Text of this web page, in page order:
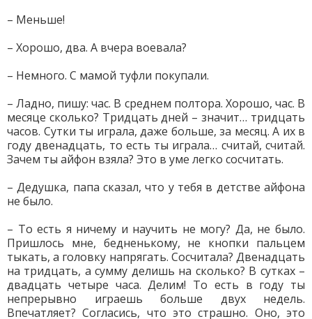
– Меньше!
– Хорошо, два. А вчера воевала?
– Немного. С мамой туфли покупали.
– Ладно, пишу: час. В среднем полтора. Хорошо, час. В
месяце сколько? Тридцать дней – значит… тридцать
часов. Сутки ты играла, даже больше, за месяц. А их в
году двенадцать, то есть ты играла… считай, считай.
Зачем ты айфон взяла? Это в уме легко сосчитать.
– Дедушка, папа сказал, что у тебя в детстве айфона
не было.
– То есть я ничему и научить не могу? Да, не было.
Пришлось мне, бедненькому, не кнопки пальцем
тыкать, а головку напрягать. Сосчитала? Двенадцать
на тридцать, а сумму делишь на сколько? В сутках –
двадцать четыре часа. Делим! То есть в году ты
непрерывно играешь больше двух недель.
Впечатляет? Согласись, что это страшно. Оно, это